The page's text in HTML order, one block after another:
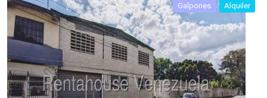
Galpones Alquiler